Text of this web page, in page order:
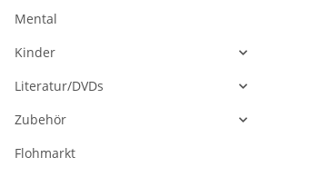
Mental
Kinder
Literatur/DVDs
Zubehör
Flohmarkt